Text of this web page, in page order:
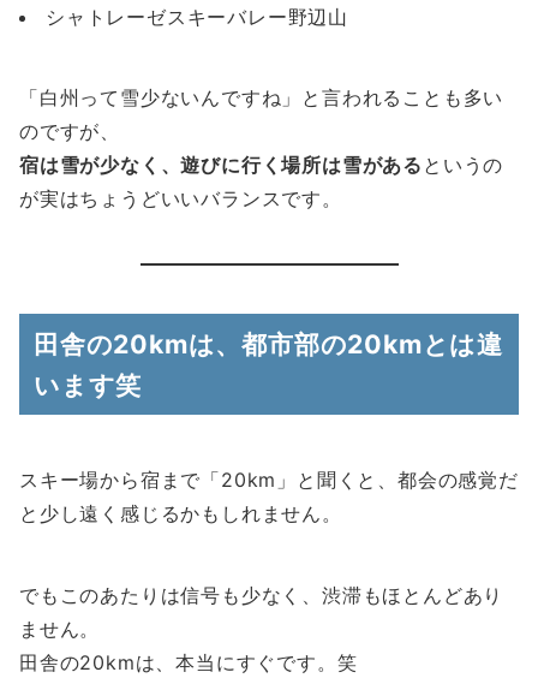
シャトレーゼスキーバレー野辺山
「白州って雪少ないんですね」と言われることも多い
のですが、
宿は雪が少なく、遊びに行く場所は雪がある というの
が実はちょうどいいバランスです。
田舎の20kmは、都市部の20kmとは違
います笑
スキー場から宿まで「20km」と聞くと、都会の感覚だ
と少し遠く感じるかもしれません。
でもこのあたりは信号も少なく、渋滞もほとんどあり
ません。
田舎の20kmは、本当にすぐです。笑